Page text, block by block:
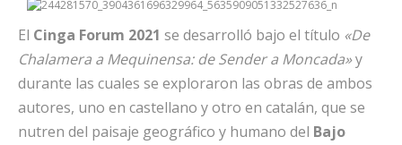
El Cinga Forum 2021 se desarrolló bajo el título «De
Chalamera a Mequinensa: de Sender a Moncada»y
durante las cuales se exploraron las obras de ambos
autores, uno en castellano y otro en catalán, que se
nutren del paisaje geográfico y humano del Bajo